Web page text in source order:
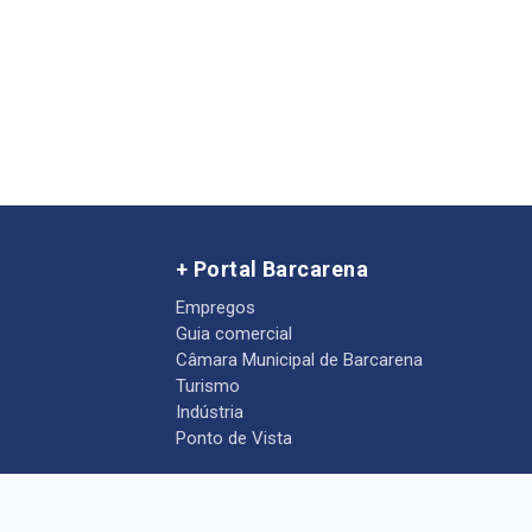
+ Portal Barcarena
Empregos
Guia comercial
Câmara Municipal de Barcarena
Turismo
Indústria
Ponto de Vista